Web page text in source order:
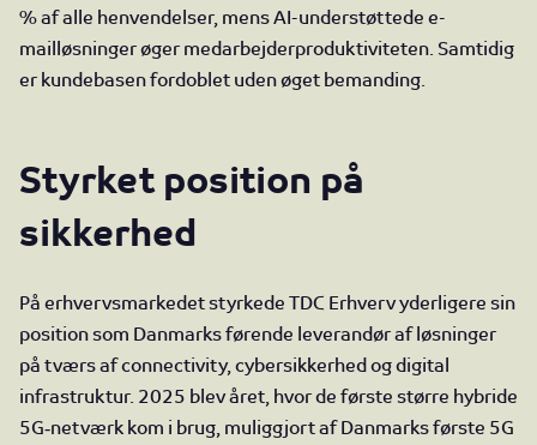
% af alle henvendelser, mens AI-understøttede e-
mailløsninger øger medarbejderproduktiviteten. Samtidig
er kundebasen fordoblet uden øget bemanding.
Styrket position på
sikkerhed
På erhvervsmarkedet styrkede TDC Erhverv yderligere sin
position som Danmarks førende leverandør af løsninger
på tværs af connectivity, cybersikkerhed og digital
infrastruktur. 2025 blev året, hvor de første større hybride
5G‑netværk kom i brug, muliggjort af Danmarks første 5G